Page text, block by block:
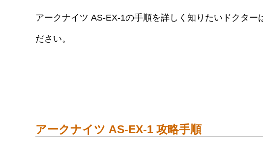
アークナイツ AS-EX-1の手順を詳しく知りたいドクタ
ださい。
アークナイツ AS-EX-1 攻略手順